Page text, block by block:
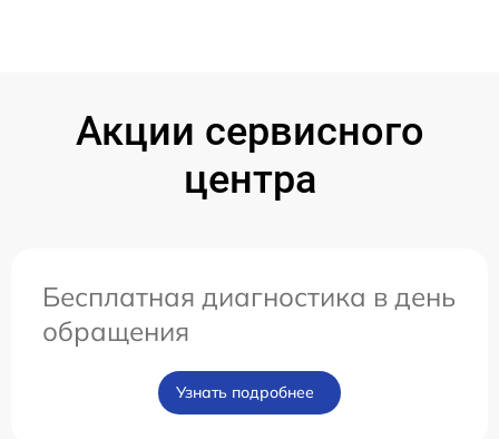
Акции сервисного
центра
Бесплатная диагностика в день
обращения
Узнать подробнее